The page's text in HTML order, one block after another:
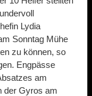
Lydia
Sonntag Mühe
zu können, so
Engpässe
am
der Gyros am